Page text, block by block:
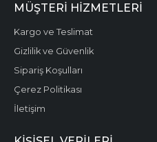
MÜŞTERI HIZMETLERI
Kargo ve Teslimat
Gizlilik ve Güvenlik
Sipariş Koşulları
Çerez Politikası
İletişim